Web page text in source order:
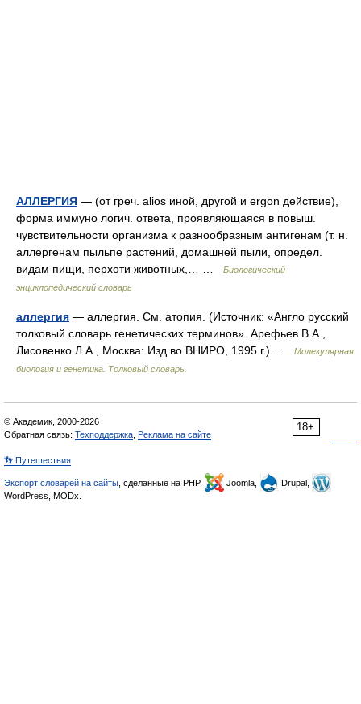
АЛЛЕРГИЯ — (от греч. alios иной, другой и ergon действие),
форма иммуно логич. ответа, проявляющаяся в повыш.
чувствительности организма к разнообразным антигенам (т. н.
аллергенам пыльпе растений, домашней пыли, определ.
видам пищи, перхоти животных,… …
Биологический
энциклопедический словарь
аллергия — аллергия. См. атопия. (Источник: «Англо русский
толковый словарь генетических терминов». Арефьев В.А.,
Лисовенко Л.А., Москва: Изд во ВНИРО, 1995 г.) …
Молекулярная
биология и генетика. Толковый словарь.
18+
© Академик, 2000-2026
Обратная связь: Техподдержка Реклама на сайте
👣 Путешествия
Экспорт словарей на сайты , сделанные на PHP, Joomla,
Drupal,
WordPress, MODx.